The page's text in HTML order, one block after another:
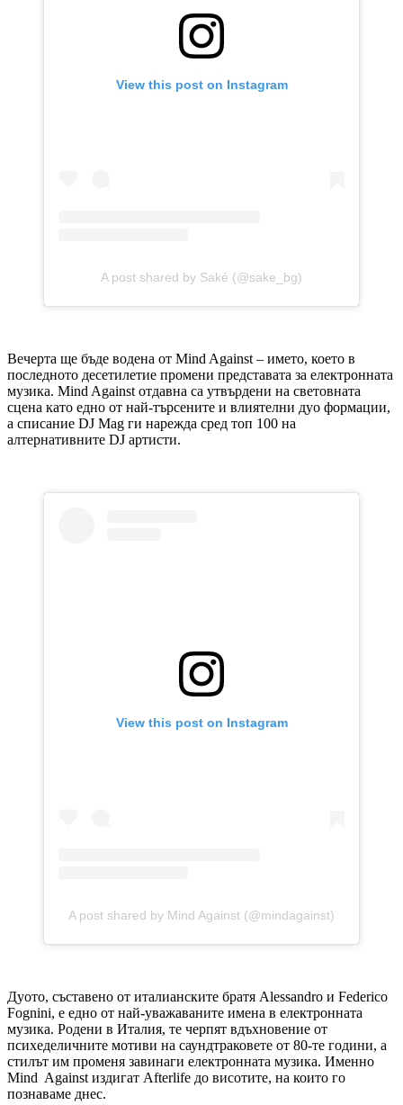
View this post on Instagram
A post shared by Saké (@sake_bg)
Вечерта ще бъде водена от Mind Against – името, което в
последното десетилетие промени представата за електронната
музика. Mind Against отдавна са утвърдени на световната
сцена като едно от най-търсените и влиятелни дуо формации,
а списание DJ Mag ги нарежда сред топ 100 на
алтернативните DJ артисти.
View this post on Instagram
A post shared by Mind Against (@mindagainst)
Дуото, съставено от италианските братя Alessandro и Federico
Fognini, е едно от най-уважаваните имена в електронната
музика. Родени в Италия, те черпят вдъхновение от
психеделичните мотиви на саундтраковете от 80-те години, а
стилът им променя завинаги електронната музика. Именно
Mind Against издигат Afterlife до висотите, на които го
познаваме днес.